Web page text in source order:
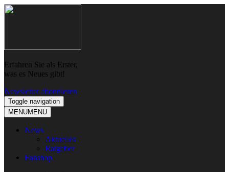
Skip
Skip
Erfahren Sie als Erster,
was es Neues gibt!
Newsletter abonnieren
Toggle navigation
MENUMENU
News
Aktuelles
Ratgeber
Fanshop